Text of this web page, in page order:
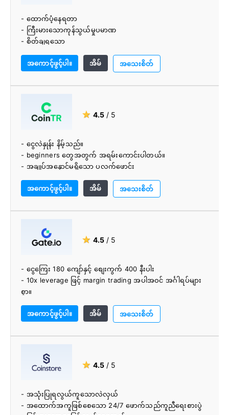
- ထောက်ပံ့နေရတာ
- ကြီးမားသောကုန်သွယ်မှုပမာဏ
- စိတ်ချရသော
- 24/7 ပံ့ပိုးမှု
- ဘာသာစကားပေါင်းစုံ ပံ့ပိုးမှု
- cryptocurrencies ၏ကျယ်ပြန့်ရွေးချယ်မှု
အကောင့်ဖွင့်ပါ။ အိမ် အသေးစိတ်
★ 4.5 / 5
- ငွေလဲနှုန်း နိမ့်သည်။
- beginners တွေအတွက် အရမ်းကောင်းပါတယ်။
- အချုပ်အနှောင်မရှိသော ပလက်ဖောင်း
- ဖောက်သည်ပံ့ပိုးမှု အထူးကောင်းမွန်သည်။
အကောင့်ဖွင့်ပါ။ အိမ် အသေးစိတ်
★ 4.5 / 5
- ငွေကြေး 180 ကျော်နှင့် စျေးကွက် 400 နီးပါး
- 10x leverage ဖြင့် margin trading အပါအဝင် အင်္ဂါရပ်များ
စွာ။
- မိုဘိုင်းအက်ပ်များဖြင့် ပလပ်ဖောင်းကို အသုံးပြုနိုင်သည်။
- ဖောက်သည်ထောက်ခံမှုကောင်း
အကောင့်ဖွင့်ပါ။ အိမ် အသေးစိတ်
★ 4.5 / 5
- အသုံးပြုရလွယ်ကူသောလဲလှယ်
- အထောက်အကူဖြစ်စေသော 24/7 ဖောက်သည်ကူညီရေးစားပွဲ